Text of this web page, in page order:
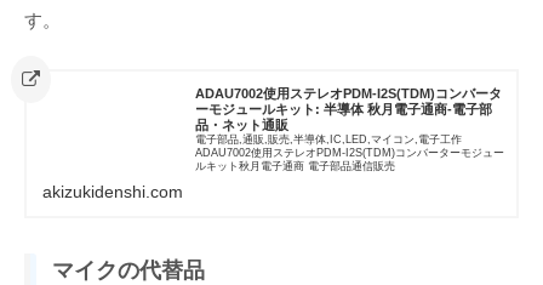
す。
ADAU7002使用ステレオPDM-I2S(TDM)コンバータ
ーモジュールキット: 半導体 秋月電子通商-電子部
品・ネット通販
電子部品,通販,販売,半導体,IC,LED,マイコン,電子工作
ADAU7002使用ステレオPDM-I2S(TDM)コンバーターモジュー
ルキット秋月電子通商 電子部品通信販売
akizukidenshi.com
マイクの代替品